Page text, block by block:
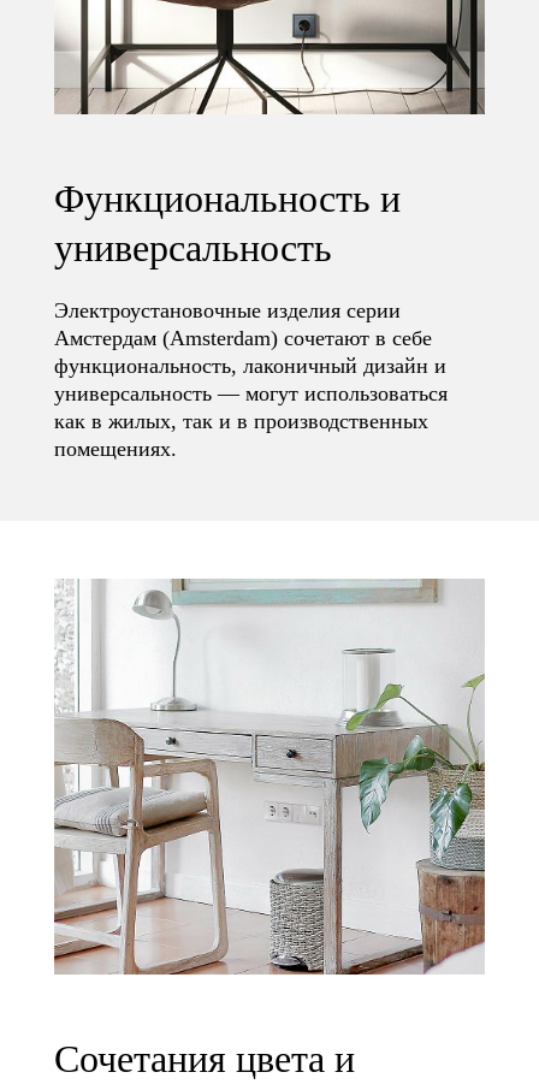
Функциональность и
универсальность
Электроустановочные изделия серии
Амстердам (Amsterdam) сочетают в себе
функциональность, лаконичный дизайн и
универсальность — могут использоваться
как в жилых, так и в производственных
помещениях.
Сочетания цвета и